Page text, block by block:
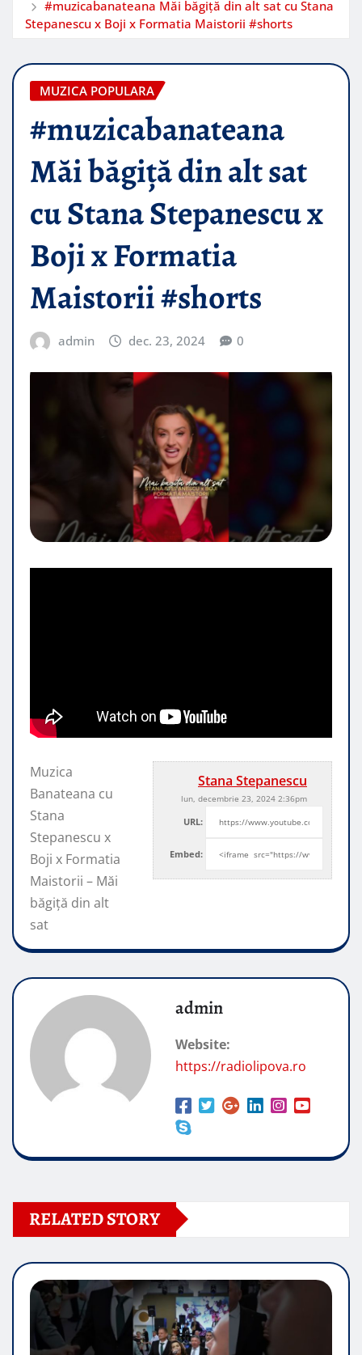
#muzicabanateana Măi băgiță din alt sat cu Stana
Stepanescu x Boji x Formatia Maistorii #shorts
MUZICA POPULARA
#muzicabanateana
Măi băgiță din alt sat
cu Stana Stepanescu x
Boji x Formatia
Maistorii #shorts
admin dec. 23, 2024 0
Stana Stepanescu
lun, decembrie 23, 2024 2:36pm
URL:
Embed:
Muzica
Banateana cu
Stana
Stepanescu x
Boji x Formatia
Maistorii – Măi
băgiță din alt
sat
admin
Website:
https://radiolipova.ro
RELATED STORY